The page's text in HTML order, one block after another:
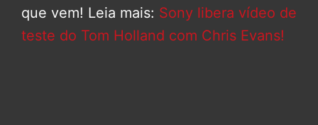
que vem! Leia mais: Sony libera vídeo de
teste do Tom Holland com Chris Evans!